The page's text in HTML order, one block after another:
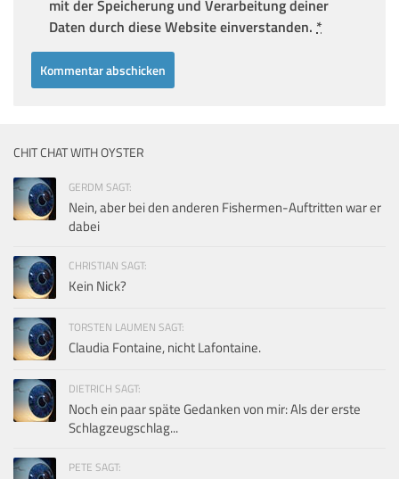
mit der Speicherung und Verarbeitung deiner
Daten durch diese Website einverstanden. *
CHIT CHAT WITH OYSTER
GERDM SAGT:
Nein, aber bei den anderen Fishermen-Auftritten war er
dabei
CHRISTIAN SAGT:
Kein Nick?
TORSTEN LAUMEN SAGT:
Claudia Fontaine, nicht Lafontaine.
DIETRICH SAGT:
Noch ein paar späte Gedanken von mir: Als der erste
Schlagzeugschlag...
PETE SAGT: